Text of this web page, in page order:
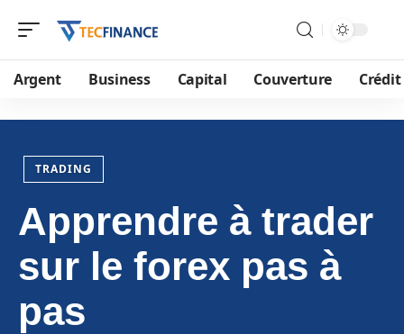
Argent Business Capital Couverture Crédit
TRADING
Apprendre à trader
sur le forex pas à
pas